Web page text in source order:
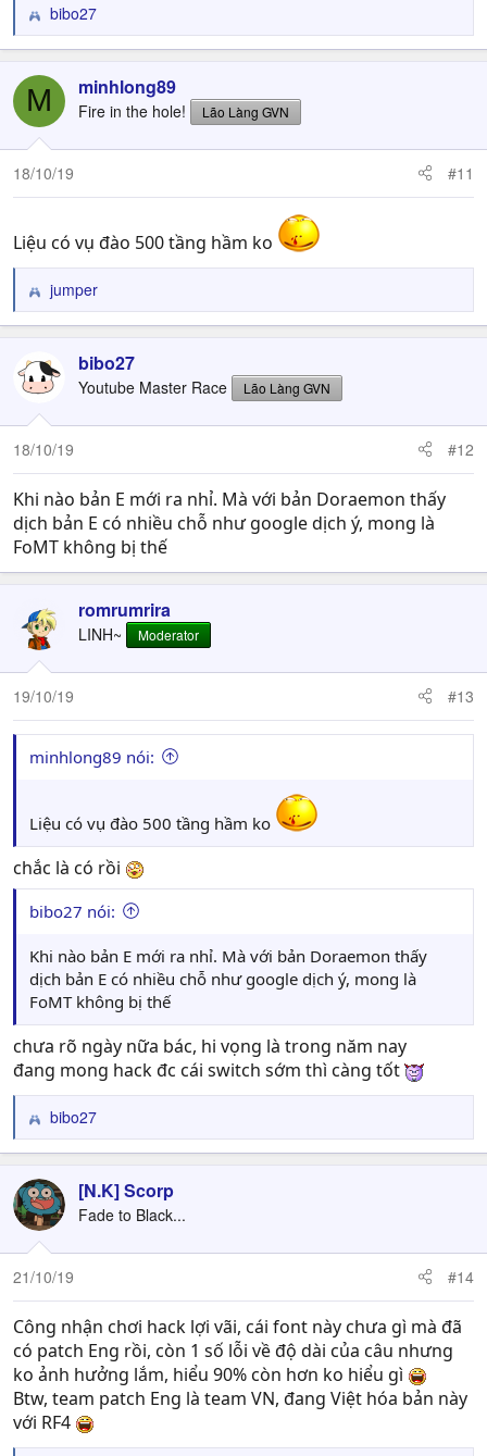
R
e
c
i
o
n
s
bibo27
M minhlong89
Fire in the hole! Lão Làng GVN
18/10/19 #11
Liệu có vụ đào 500 tầng hầm ko
R
e
c
t
o
n
s
jumper
bibo27
Youtube Master Race Lão Làng GVN
18/10/19 #12
Khi nào bản E mới ra nhỉ. Mà với bản Doraemon thấy
dịch bản E có nhiều chỗ như google dịch ý, mong là
FoMT không bị thế
romrumrira
LINH~ Moderator
19/10/19 #13
minhlong89 nói:
Liệu có vụ đào 500 tầng hầm ko
chắc là có rồi
bibo27 nói:
Khi nào bản E mới ra nhỉ. Mà với bản Doraemon thấy
dịch bản E có nhiều chỗ như google dịch ý, mong là
FoMT không bị thế
chưa rõ ngày nữa bác, hi vọng là trong năm nay
đang mong hack đc cái switch sớm thì càng tốt
R
e
c
t
i
o
n
s
bibo27
[N.K] Scorp
Fade to Black...
21/10/19 #14
Công nhận chơi hack lợi vãi, cái font này chưa gì mà đã
có patch Eng rồi, còn 1 số lỗi về độ dài của câu nhưng
ko ảnh hưởng lắm, hiểu 90% còn hơn ko hiểu gì
Btw, team patch Eng là team VN, đang Việt hóa bản này
với RF4